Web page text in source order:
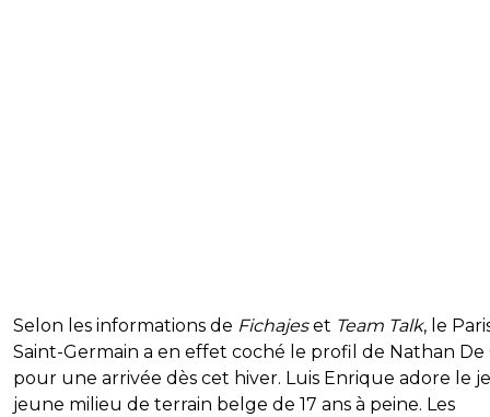
Selon les informations de Fichajeset Team Talk, le
Saint-Germain a en effet coché le profil de Nathan De
pour une arrivée dès cet hiver. Luis Enrique adore le
jeune milieu de terrain belge de 17 ans à peine. Les